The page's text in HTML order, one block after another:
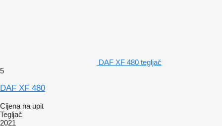
DAF XF 480 tegljač
5
DAF XF 480
Cijena na upit
Tegljač
2021